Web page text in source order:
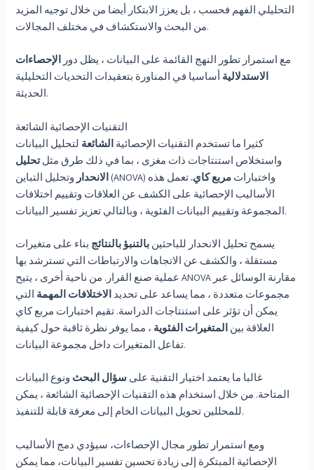
التحليلي الفهم فحسب ، بل يعزز الابتكار أيضا من خلال توجيه المزيد
من البحث والاستكشاف في مختلف المجالات.
مع استمرار تطور النهج القائمة على البيانات ، يظل دور
الإحصاءات
الاستدلالية أساسيا في المناورة بتعقيدات التحديات التحليلية
الحديثة.
التقنيات الإحصائية الشائعة
كثيرا ما تستخدم التقنيات الإحصائية الشائعة لتحليل البيانات
واستخلاص استنتاجات ذات مغزى ، بما في ذلك طرق مثلتحليل
الانحدار
وتحليل التباين (ANOVA) واختبارات مربع كاي. تعمل هذه
الأساليب الإحصائية على الكشف عن العلاقات وتقييم اختلافات
المجموعة وتقييم البيانات الفئوية ، وبالتالي تعزيز تفسير البيانات.
يسمح تحليل الانحدار للباحثين بالتنبؤ بالنتائج بناء على متغيرات
مستقلة ، والكشف عن الاتجاهات والارتباطات التي تسترشد بها
عملية صنع القرار. من ناحية أخرى ، يتيح ANOVA مقارنة الوسائل عبر
مجموعات متعددة ، مما يساعد على تحديد الاختلافات المهمة التي
يمكن أن تؤثر على استنتاجات الدراسة. تقيم اختبارات مربع كاي
العلاقة بين المتغيرات الفئوية ، مما يوفر نظرة ثاقبة حول كيفية
تفاعل المتغيرات داخل مجموعة البيانات.
غالبا ما يعتمد اختيار التقنية على سؤال البحث ونوع البيانات
المتاحة. من خلال استخدام هذه التقنيات الإحصائية الشائعة ، يمكن
للمحللين تحويل البيانات الخام إلى معرفة قابلة للتنفيذ.
ومع استمرار تطور مجال الإحصاءات، سيؤدي دمج الأساليب
الإحصائية المبتكرة إلى زيادة تحسين تفسير البيانات، مما يمكن